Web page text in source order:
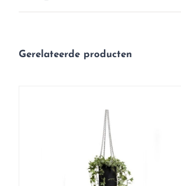
Gerelateerde producten